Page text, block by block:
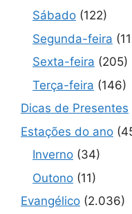
Sábado (122)
Segunda-feira
Sexta-feira (205)
Terça-feira (146)
Dicas de Presentes
Estações do ano
Inverno (34)
Outono (11)
Evangélico (2.036)